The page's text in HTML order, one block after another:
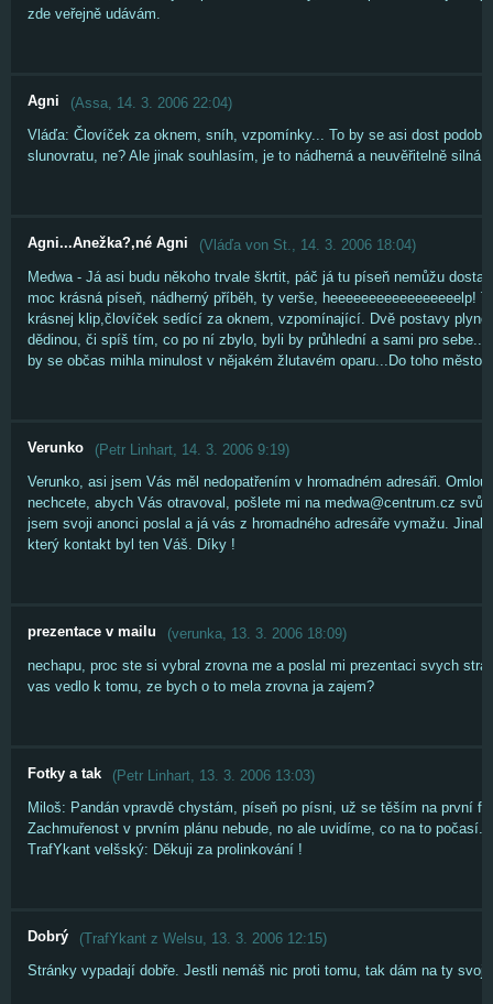
zde veřejně udávám.
Agni (Assa, 14. 3. 2006 22:04)
Vláďa: Človíček za oknem, sníh, vzpomínky... To by se asi dost
slunovratu, ne? Ale jinak souhlasím, je to nádherná a neuvěřitelně silná
Agni...Anežka?,né Agni (Vláďa von St., 14. 3. 2006 18:04)
Medwa - Já asi budu někoho trvale škrtit, páč já tu píseň nemůžu
moc krásná píseň, nádherný příběh, ty verše, heeeeeeeeeeeeeeeeelp!
krásnej klip,človíček sedící za oknem, vzpomínající. Dvě postavy
dědinou, či spíš tím, co po ní zbylo, byli by průhlední a sami pro
by se občas mihla minulost v nějakém žlutavém oparu...Do toho město
Verunko (Petr Linhart, 14. 3. 2006 9:19)
Verunko, asi jsem Vás měl nedopatřením v hromadném adresáři.
nechcete, abych Vás otravoval, pošlete mi na medwa@centrum.cz svůj
jsem svoji anonci poslal a já vás z hromadného adresáře vymažu.
který kontakt byl ten Váš. Díky !
prezentace v mailu (verunka, 13. 3. 2006 18:09)
nechapu, proc ste si vybral zrovna me a poslal mi prezentaci svych
vas vedlo k tomu, ze bych o to mela zrovna ja zajem?
Fotky a tak (Petr Linhart, 13. 3. 2006 13:03)
Miloš: Pandán vpravdě chystám, píseň po písni, už se těším na první
Zachmuřenost v prvním plánu nebude, no ale uvidíme, co na to
TrafYkant velšský: Děkuji za prolinkování !
Dobrý (TrafYkant z Welsu, 13. 3. 2006 12:15)
Stránky vypadají dobře. Jestli nemáš nic proti tomu, tak dám na ty